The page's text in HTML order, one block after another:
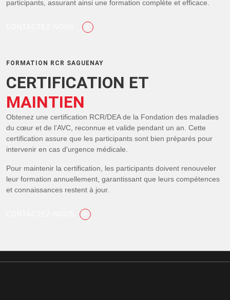
participants, assurant ainsi une formation complète et efficace.
FORMATION RCR SAGUENAY
CERTIFICATION ET
MAINTIEN
Obtenez une certification RCR/DEA de la Fondation des maladies
du cœur et de l'AVC, reconnue et valide pendant un an. Cette
certification assure que les participants sont bien préparés pour
intervenir en cas d'urgence médicale.
Pour maintenir la certification, les participants doivent renouveler
leur formation annuellement, garantissant que leurs compétences
et connaissances restent à jour.